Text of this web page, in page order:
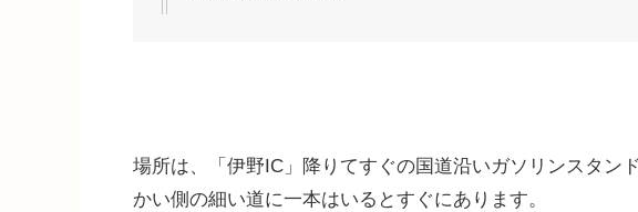
場所は、「伊野IC」降りてすぐの国道沿いガソリンスタン
かい側の細い道に一本はいるとすぐにあります。